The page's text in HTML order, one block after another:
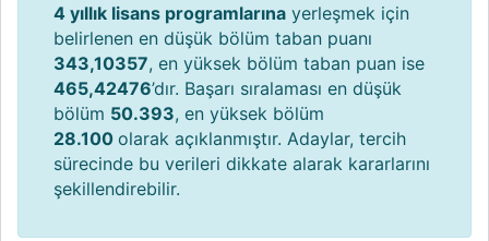
4 yıllık lisans programlarına yerleşmek için
belirlenen en düşük bölüm taban puanı
343,10357, en yüksek bölüm taban puan ise
465,42476’dır. Başarı sıralaması en düşük
bölüm 50.393, en yüksek bölüm
28.100 olarak açıklanmıştır. Adaylar, tercih
sürecinde bu verileri dikkate alarak kararlarını
şekillendirebilir.